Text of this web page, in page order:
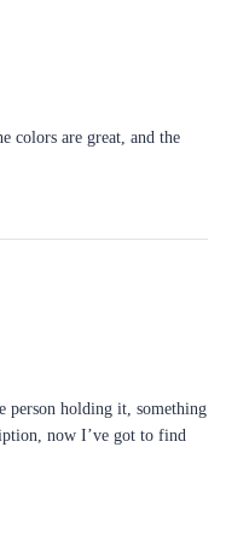
colors are great, and the
person holding it, something
now I’ve got to find